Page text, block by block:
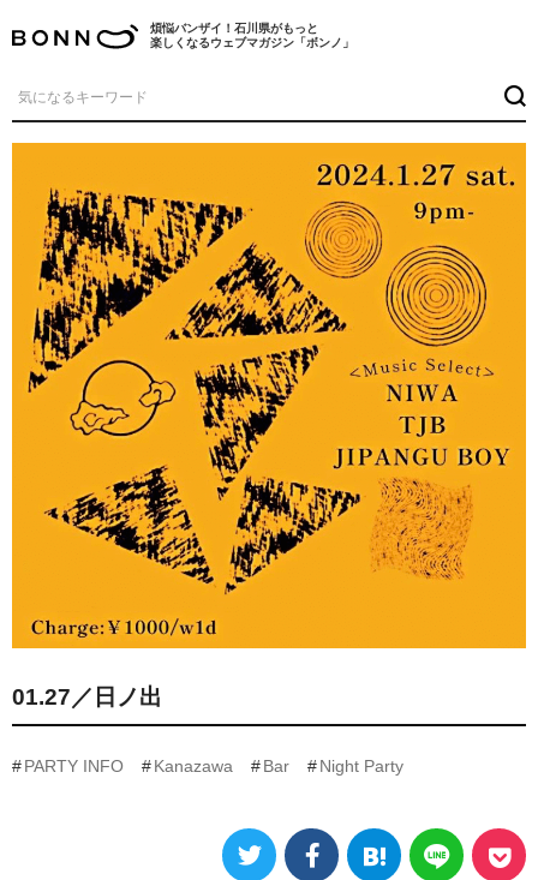
煩悩バンザイ！石川県がもっと
楽しくなるウェブマガジン「ボンノ」
01.27／日ノ出
PARTY INFO Kanazawa Bar Night Party